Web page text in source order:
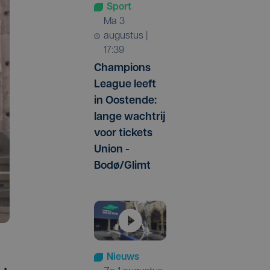
Sport
ma 3
augustus |
17:39
Champions
League leeft
in Oostende:
lange wachtrij
voor tickets
Union -
Bodø/Glimt
Nieuws